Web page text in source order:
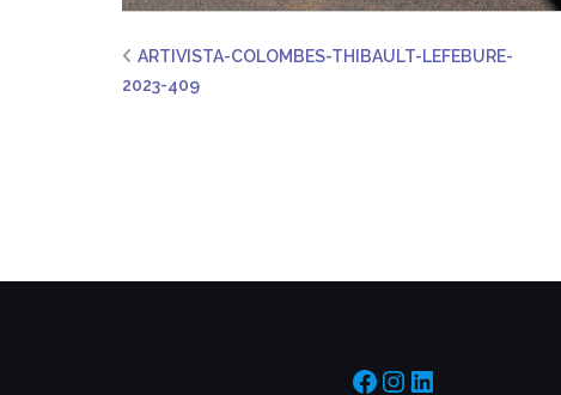
ARTIVISTA-COLOMBES-THIBAULT-LEFEBURE-
2023-409
https://
https://
https://